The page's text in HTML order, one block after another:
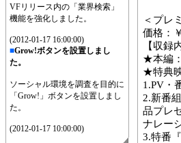
VFリリース内の「業界検索」
機能を強化しました。
(2012-01-17 16:00:00)
■Grow!ボタンを設置しまし
た。
ソーシャル環境を調査を目的に
「Grow!」ボタンを設置しまし
た。
(2012-01-17 10:00:00)
＜プレ
価格：
【収録
★本編
★特典
1.PV・
2.新番
品プレ
ナレー
3.特番